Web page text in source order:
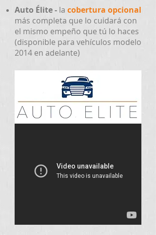
Auto Élite - la cobertura opcional
más completa que lo cuidará con
el mismo empeño que tú lo haces
(disponible para vehículos modelo
2014 en adelante)